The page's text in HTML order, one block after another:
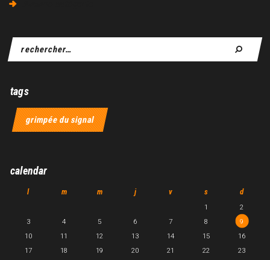
tags
grimpée du signal
calendar
l m m j v s d
1
2
3
4 5 6 7 8
9
10
11 12 13 14 15
16
17
18 19 20 21 22
23